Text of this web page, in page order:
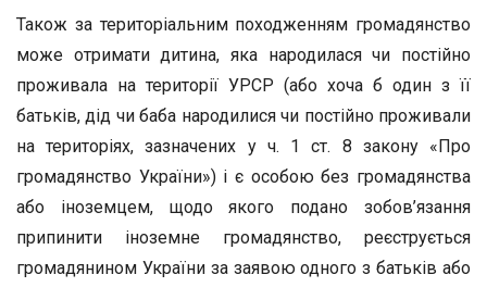
Також за територіальним походженням громадянство
може отримати дитина, яка народилася чи постійно
проживала на території УРСР (або хоча б один з її
батьків, дід чи баба народилися чи постійно проживали
на територіях, зазначених у ч. 1 ст. 8 закону «Про
громадянство України») і є особою без громадянства
або іноземцем, щодо якого подано зобов’язання
припинити іноземне громадянство, реєструється
громадянином України за заявою одного з батьків або